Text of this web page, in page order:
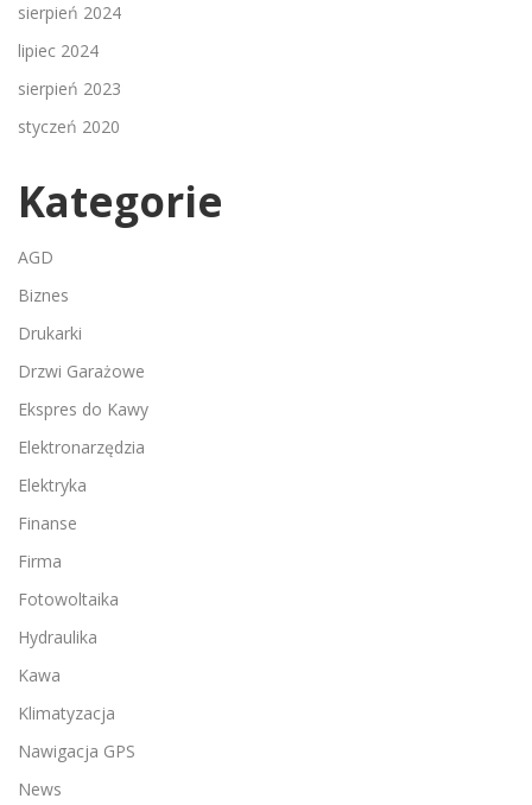
sierpień 2024
lipiec 2024
sierpień 2023
styczeń 2020
Kategorie
AGD
Biznes
Drukarki
Drzwi Garażowe
Ekspres do Kawy
Elektronarzędzia
Elektryka
Finanse
Firma
Fotowoltaika
Hydraulika
Kawa
Klimatyzacja
Nawigacja GPS
News